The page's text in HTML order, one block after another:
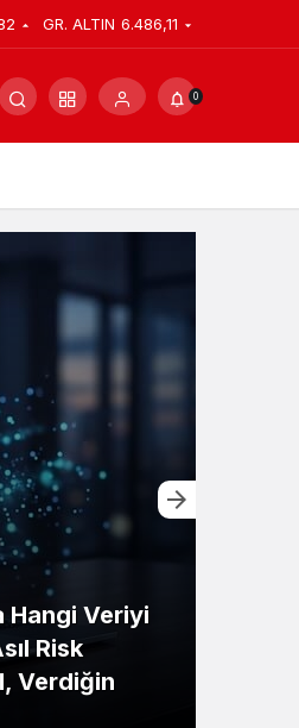
GR. ALTIN 6.486,11
0
Hangi Veriyi
Risk
Verdiğin